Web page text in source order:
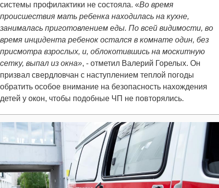
системы профилактики не состояла. «Во время
происшествия мать ребенка находилась на кухне,
занималась приготовлением еды. По всей видимости, во
время инцидента ребенок остался в комнате один, без
присмотра взрослых, и, облокотившись на москитную
сетку, выпал из окна», - отметил Валерий Горелых. Он
призвал свердловчан с наступлением теплой погоды
обратить особое внимание на безопасность нахождения
детей у окон, чтобы подобные ЧП не повторялись.